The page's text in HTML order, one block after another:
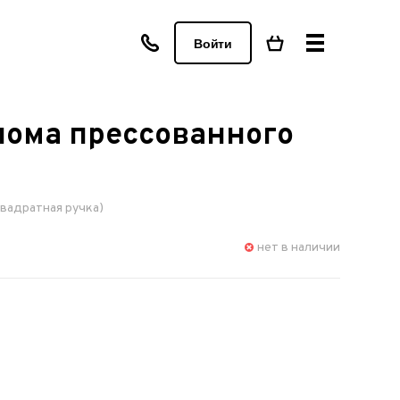
Войти
прессованного
ручка)
нет в наличии